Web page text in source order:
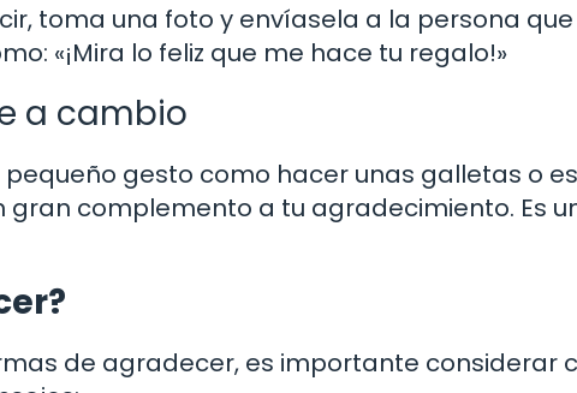
toma una foto y envíasela a la persona
«¡Mira lo feliz que me hace tu regalo!»
a cambio
gesto como hacer unas galletas o
complemento a tu agradecimiento. Es
de agradecer, es importante considerar